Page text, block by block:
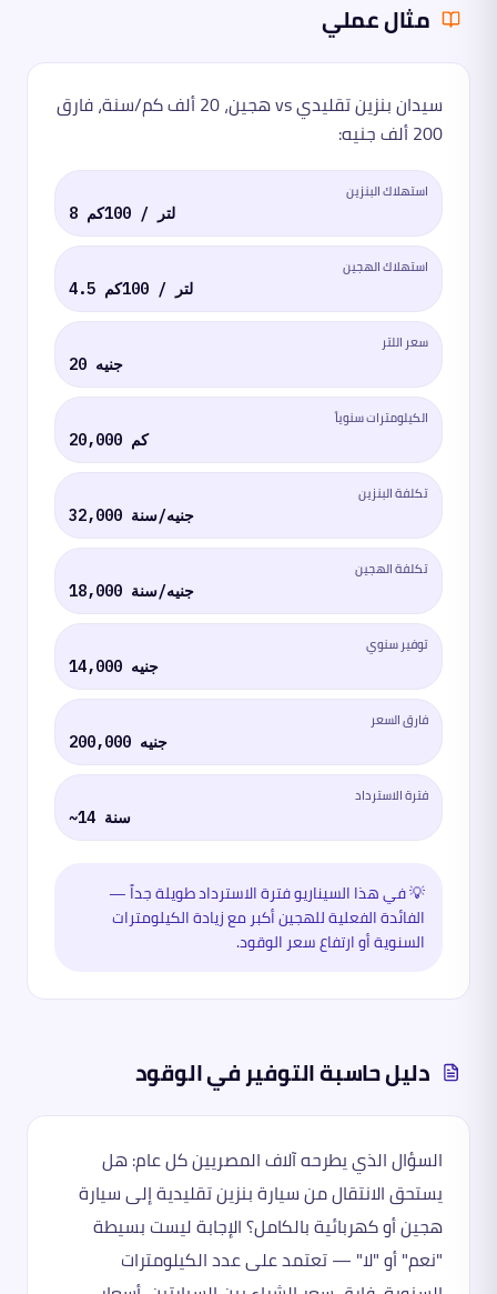
مثال عملي
سيدان بنزين تقليدي vs هجين، 20 ألف كم/سنة، فارق
200 ألف جنيه:
استهلاك البنزين
8 لتر / 100كم
استهلاك الهجين
4.5 لتر / 100كم
سعر اللتر
20 جنيه
الكيلومترات سنوياً
20,000 كم
تكلفة البنزين
32,000 جنيه/سنة
تكلفة الهجين
18,000 جنيه/سنة
توفير سنوي
14,000 جنيه
فارق السعر
200,000 جنيه
فترة الاسترداد
~14 سنة
💡في هذا السيناريو فترة الاسترداد طويلة جداً —
الفائدة الفعلية للهجين أكبر مع زيادة الكيلومترات
السنوية أو ارتفاع سعر الوقود.
دليلحاسبة التوفير في الوقود
السؤال الذي يطرحه آلاف المصريين كل عام: هل
يستحق الانتقال من سيارة بنزين تقليدية إلى سيارة
هجين أو كهربائية بالكامل؟ الإجابة ليست بسيطة
"نعم" أو "لا" — تعتمد على عدد الكيلومترات